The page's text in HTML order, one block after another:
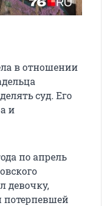
в отношении
суд. Его
и
по апрель
девочку,
потерпевшей